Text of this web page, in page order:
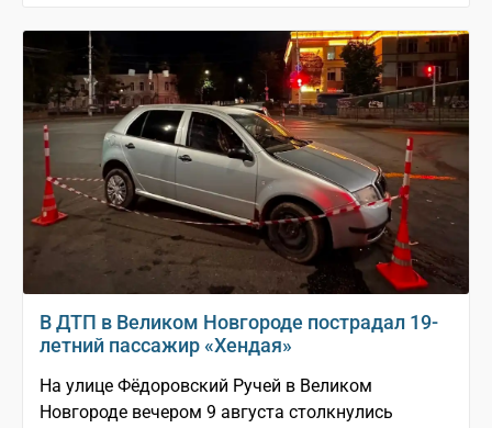
В ДТП в Великом Новгороде пострадал 19-
летний пассажир «Хендая»
На улице Фёдоровский Ручей в Великом
Новгороде вечером 9 августа столкнулись